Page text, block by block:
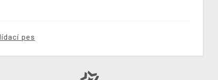
pes